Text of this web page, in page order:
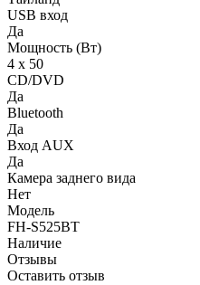
USB вход
Да
Мощность (Вт)
4 х 50
CD/DVD
Да
Bluetooth
Да
Вход AUX
Да
Камера заднего вида
Нет
Модель
FH-S525BT
Наличие
Отзывы
Оставить отзыв